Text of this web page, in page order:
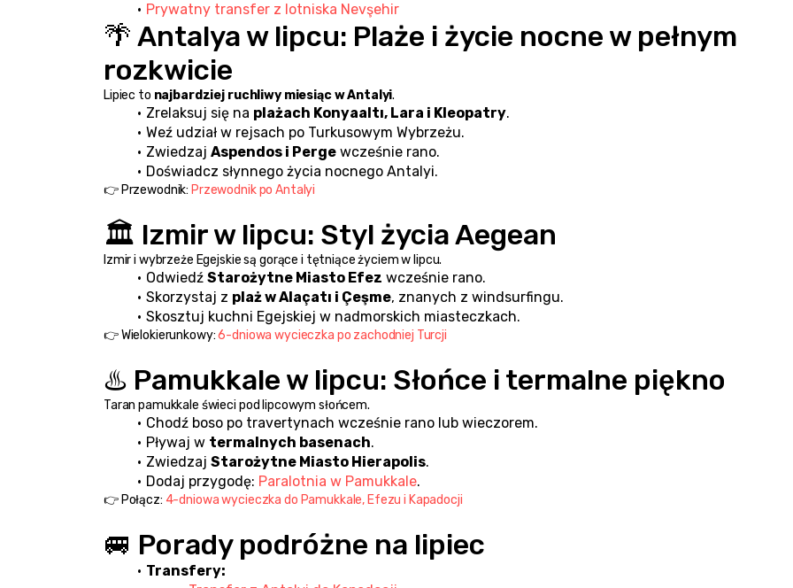
Prywatny transfer z lotniska Nevşehir
🌴 Antalya w lipcu: Plaże i życie nocne w pełnym
rozkwicie
Lipiec to najbardziej ruchliwy miesiąc w Antalyi.
Zrelaksuj się na plażach Konyaaltı, Lara i Kleopatry.
Weź udział w rejsach po Turkusowym Wybrzeżu.
Zwiedzaj Aspendos i Perge wcześnie rano.
Doświadcz słynnego życia nocnego Antalyi.
👉 Przewodnik: Przewodnik po Antalyi
🏛️ Izmir w lipcu: Styl życia Aegean
Izmir i wybrzeże Egejskie są gorące i tętniące życiem w lipcu.
Odwiedź Starożytne Miasto Efez wcześnie rano.
Skorzystaj z plaż w Alaçatı i Çeşme, znanych z windsurfingu.
Skosztuj kuchni Egejskiej w nadmorskich miasteczkach.
👉 Wielokierunkowy: 6-dniowa wycieczka po zachodniej Turcji
♨️ Pamukkale w lipcu: Słońce i termalne piękno
Taran pamukkale świeci pod lipcowym słońcem.
Chodź boso po travertynach wcześnie rano lub wieczorem.
Pływaj w termalnych basenach.
Zwiedzaj Starożytne Miasto Hierapolis.
Dodaj przygodę: Paralotnia w Pamukkale.
👉 Połącz: 4-dniowa wycieczka do Pamukkale, Efezu i Kapadocji
🚐 Porady podróżne na lipiec
Transfery: